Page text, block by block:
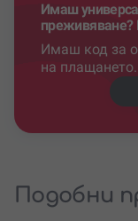
Имаш
преживяване?
Имаш код за
на плащането.
Подобни